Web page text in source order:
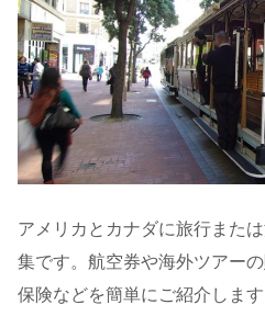
アメリカとカナダに旅行また
集です。航空券や海外ツアー
保険などを簡単にご紹介します